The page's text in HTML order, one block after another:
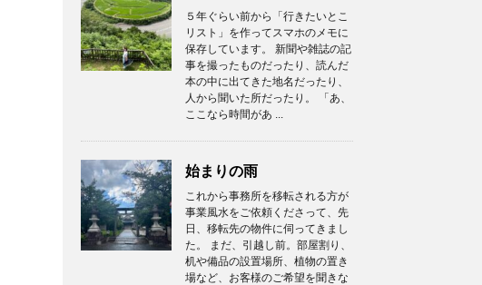
５年ぐらい前から「行きたいとこ
リスト」を作ってスマホのメモに
保存しています。 新聞や雑誌の記
事を撮ったものだったり、読んだ
本の中に出てきた地名だったり、
人から聞いた所だったり。 「あ、
ここなら時間があ ...
始まりの雨
これから事務所を移転される方が
事業風水をご依頼くださって、先
日、移転先の物件に伺ってきまし
た。 まだ、引越し前。部屋割り、
机や備品の設置場所、植物の置き
場など、お客様のご希望を聞きな